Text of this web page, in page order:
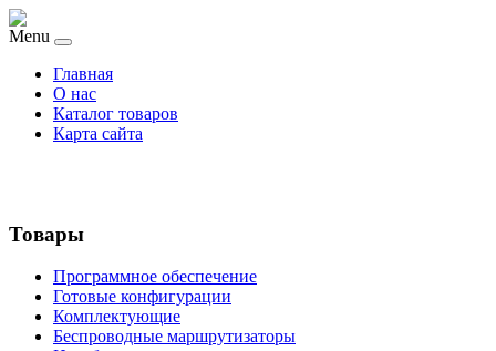
Menu
Главная
О нас
Каталог товаров
Карта сайта
Товары
Программное обеспечение
Готовые конфигурации
Комплектующие
Беспроводные маршрутизаторы